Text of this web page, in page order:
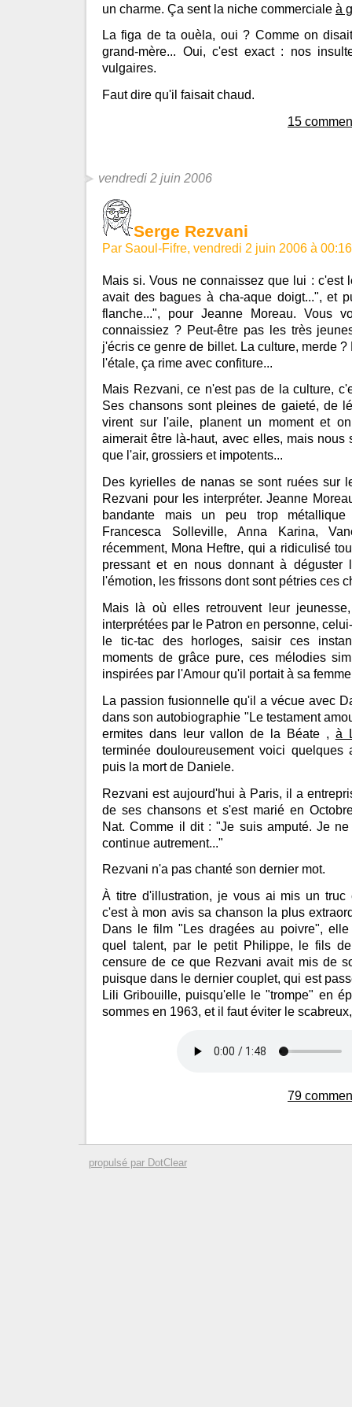
un charme. Ça sent la niche commerciale à
La figa de ta ouèla, oui ? Comme on
grand-mère... Oui, c'est exact : nos
vulgaires.
Faut dire qu'il faisait chaud.
15
vendredi 2 juin 2006
Serge Rezvani
Par Saoul-Fifre, vendredi 2 juin 2006 à
Mais si. Vous ne connaissez que lui : c'est
avait des bagues à cha-aque doigt...", et
flanche...", pour Jeanne Moreau. Vous
connaissiez ? Peut-être pas les très
j'écris ce genre de billet. La culture, merde
l'étale, ça rime avec confiture...
Mais Rezvani, ce n'est pas de la culture,
Ses chansons sont pleines de gaieté, de
virent sur l'aile, planent un moment et
aimerait être là-haut, avec elles, mais nous
que l'air, grossiers et impotents...
Des kyrielles de nanas se sont ruées sur
Rezvani pour les interpréter. Jeanne
bandante mais un peu trop métallique
Francesca Solleville, Anna Karina,
récemment, Mona Heftre, qui a ridiculisé
pressant et en nous donnant à déguster
l'émotion, les frissons dont sont pétries ces
Mais là où elles retrouvent leur
interprétées par le Patron en personne,
le tic-tac des horloges, saisir ces
moments de grâce pure, ces mélodies
inspirées par l'Amour qu'il portait à sa
La passion fusionnelle qu'il a vécue avec
dans son autobiographie "Le testament
ermites dans leur vallon de la Béate , à
terminée douloureusement voici quelques
puis la mort de Daniele.
Rezvani est aujourd'hui à Paris, il a
de ses chansons et s'est marié en
Nat. Comme il dit : "Je suis amputé. Je
continue autrement..."
Rezvani n'a pas chanté son dernier mot.
À titre d'illustration, je vous ai mis un truc
c'est à mon avis sa chanson la plus
Dans le film "Les dragées au poivre",
quel talent, par le petit Philippe, le fils
censure de ce que Rezvani avait mis de
puisque dans le dernier couplet, qui est
Lili Gribouille, puisqu'elle le "trompe" en
sommes en 1963, et il faut éviter le
79
propulsé par DotClear